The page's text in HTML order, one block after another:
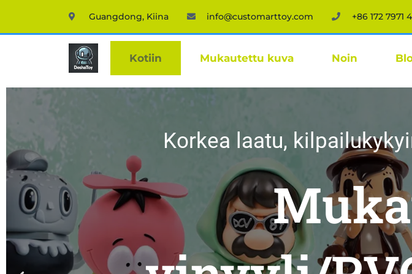
Guangdong, Kiina info@customarttoy.com +86 172 7971
Kotiin Mukautettu kuva Noin
Korkea laatu,